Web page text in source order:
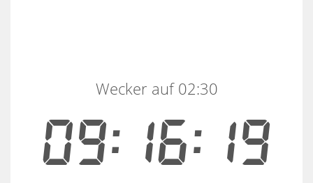
09:16:19
Wecker auf 02:30